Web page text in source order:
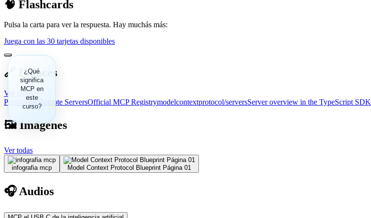
🧠 Flashcards
Pulsa la carta para ver la respuesta. Hay muchás más:
Juega con las 30 tarjetas disponibles
¿Qué
significa
MCP en
este
curso?
Model
Context
Protocol.
🔗 Enlaces
Ver todos
Publishing Remote ServersOfficial MCP Registrymodelcontextprotocol/serversServer overview in the TypeScript SDK
🖼️ Imágenes
Ver todas
infografia mcp Model Context Protocol Blueprint Página 01
🎧 Audios